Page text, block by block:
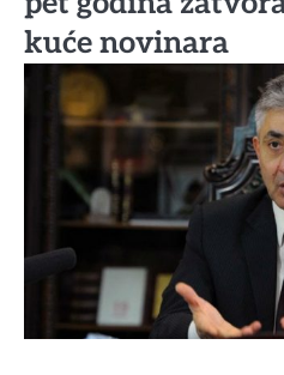
kuće novinara